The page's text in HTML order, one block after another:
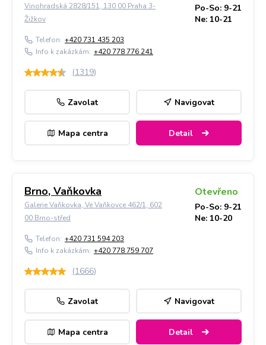
Vinohradská 2828/151, 130 00 Praha 3-
Žižkov
Po-So: 9-21
Ne: 10-21
Telefon: +420 731 435 203
Info k zakázkám: +420 778 776 241
(1319)
Zavolat Navigovat
Mapa centra Detail
Brno, Vaňkovka
Galerie Vaňkovka, Ve Vaňkovce 462/1, 602
00 Brno-střed
Otevřeno
Po-So: 9-21
Ne: 10-20
Telefon: +420 731 594 203
Info k zakázkám: +420 778 759 707
(1666)
Zavolat Navigovat
Mapa centra Detail